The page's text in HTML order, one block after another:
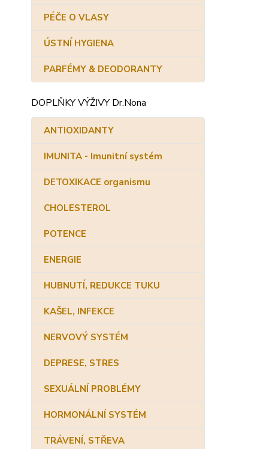
PÉČE O VLASY
ÚSTNÍ HYGIENA
PARFÉMY & DEODORANTY
DOPLŇKY VÝŽIVY Dr.Nona
ANTIOXIDANTY
IMUNITA - Imunitní systém
DETOXIKACE organismu
CHOLESTEROL
POTENCE
ENERGIE
HUBNUTÍ, REDUKCE TUKU
KAŠEL, INFEKCE
NERVOVÝ SYSTÉM
DEPRESE, STRES
SEXUÁLNÍ PROBLÉMY
HORMONÁLNÍ SYSTÉM
TRÁVENÍ, STŘEVA